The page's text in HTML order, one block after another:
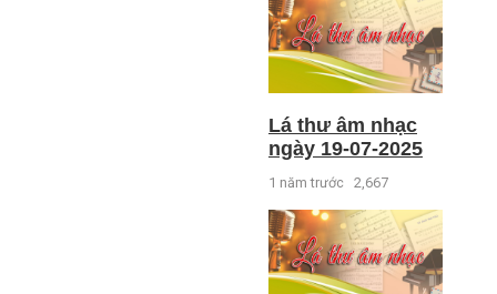
Lá thư âm nhạc
ngày 19-07-2025
1 năm trước 2,667